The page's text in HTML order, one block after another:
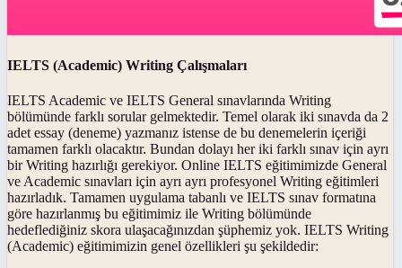
IELTS (Academic) Writing Çalışmaları
IELTS Academic ve IELTS General sınavlarında Writing
bölümünde farklı sorular gelmektedir. Temel olarak iki sınavda da 2
adet essay (deneme) yazmanız istense de bu denemelerin içeriği
tamamen farklı olacaktır. Bundan dolayı her iki farklı sınav için ayrı
bir Writing hazırlığı gerekiyor. Online IELTS eğitimimizde General
ve Academic sınavları için ayrı ayrı profesyonel Writing eğitimleri
hazırladık. Tamamen uygulama tabanlı ve IELTS sınav formatına
göre hazırlanmış bu eğitimimiz ile Writing bölümünde
hedeflediğiniz skora ulaşacağınızdan şüphemiz yok. IELTS Writing
(Academic) eğitimimizin genel özellikleri şu şekildedir: